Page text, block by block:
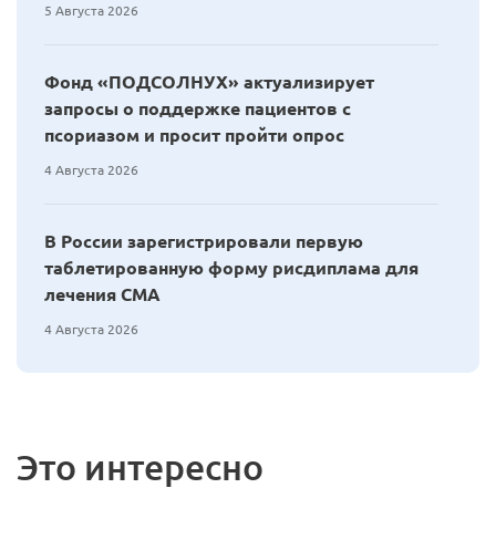
5 Августа 2026
Фонд «ПОДСОЛНУХ» актуализирует
запросы о поддержке пациентов с
псориазом и просит пройти опрос
4 Августа 2026
В России зарегистрировали первую
таблетированную форму рисдиплама для
лечения СМА
4 Августа 2026
Это интересно